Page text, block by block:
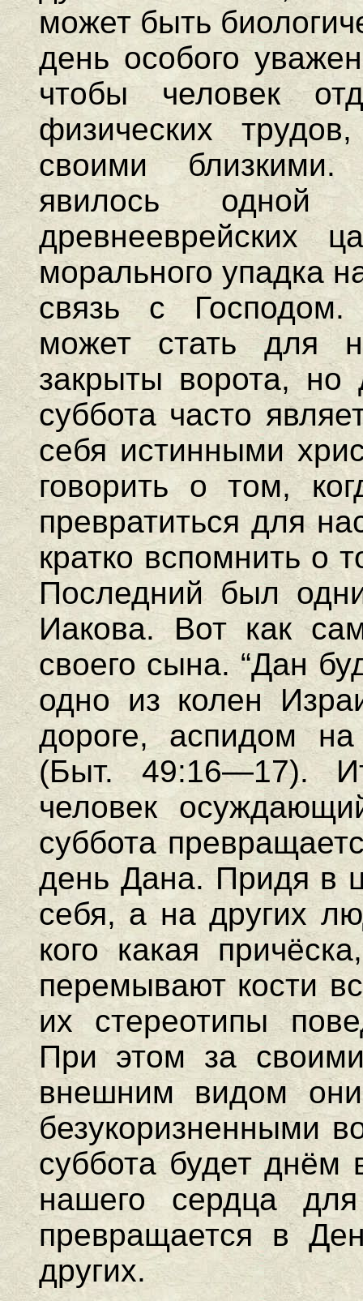
может быть
день особого
чтобы человек
физических
своими близкими.
явилось одной
древнееврейских
морального упадка
связь с
может стать для
закрыты ворота,
суббота часто
себя истинными
говорить о том,
превратиться для
кратко вспомнить о
Последний был
Иакова. Вот как
своего сына. “Дан
одно из колен
дороге, аспидом
(Быт. 49:16—17).
человек
суббота
день Дана. Придя в
себя, а на других
кого какая
перемывают кости
их стереотипы
При этом за
внешним видом
безукоризненными
суббота будет днём
нашего сердца
превращается в
других.